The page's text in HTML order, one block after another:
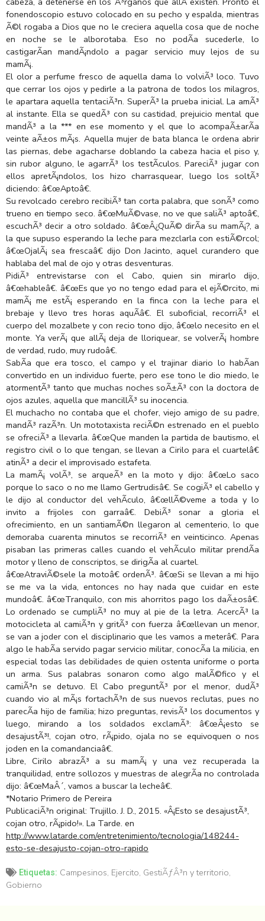
fonendoscopio estuvo colocado en su pecho y espalda, mientras
Ã©l rogaba a Dios que no le creciera aquella cosa que de noche
en noche se le alborotaba. Eso no podÃ­a sucederle, lo
castigarÃ­an mandÃ¡ndolo a pagar servicio muy lejos de su
mamÃ¡.
El olor a perfume fresco de aquella dama lo volviÃ³ loco. Tuvo
que cerrar los ojos y pedirle a la patrona de todos los milagros,
le apartara aquella tentaciÃ³n. SuperÃ³ la prueba inicial. La amÃ³
al instante. Ella se quedÃ³ con su castidad, prejuicio mental que
mandÃ³ a la *** en ese momento y el que lo acompaÃ±arÃ­a
veinte aÃ±os mÃ¡s. Aquella mujer de bata blanca le ordena abrir
las piernas, debe agacharse doblando la cabeza hacia el piso y,
sin rubor alguno, le agarrÃ³ los testÃ­culos. PareciÃ³ jugar con
ellos apretÃ¡ndolos, los hizo charrasquear, luego los soltÃ³
diciendo: â€œAptoâ€.
Su revolcado cerebro recibiÃ³ tan corta palabra, que sonÃ³ como
trueno en tiempo seco. â€œMuÃ©vase, no ve que saliÃ³ aptoâ€,
escuchÃ³ decir a otro soldado. â€œÂ¿QuÃ© dirÃ­a su mamÃ¡?, a
la que supuso esperando la leche para mezclarla con estiÃ©rcol;
â€œOjalÃ¡ sea frescaâ€ dijo Don Jacinto, aquel curandero que
hablaba del mal de ojo y otras desventuras.
PidiÃ³ entrevistarse con el Cabo, quien sin mirarlo dijo,
â€œhableâ€. â€œEs que yo no tengo edad para el ejÃ©rcito, mi
mamÃ¡ me estÃ¡ esperando en la finca con la leche para el
brebaje y llevo tres horas aquÃ­â€. El suboficial, recorriÃ³ el
cuerpo del mozalbete y con recio tono dijo, â€œlo necesito en el
monte. Ya verÃ¡ que allÃ¡ deja de lloriquear, se volverÃ¡ hombre
de verdad, rudo, muy rudoâ€.
SabÃ­a que era tosco, el campo y el trajinar diario lo habÃ­an
convertido en un individuo fuerte, pero ese tono le dio miedo, le
atormentÃ³ tanto que muchas noches soÃ±Ã³ con la doctora de
ojos azules, aquella que mancillÃ³ su inocencia.
El muchacho no contaba que el chofer, viejo amigo de su padre,
mandÃ³ razÃ³n. Un mototaxista reciÃ©n estrenado en el pueblo
se ofreciÃ³ a llevarla. â€œQue manden la partida de bautismo, el
registro civil o lo que tengan, se llevan a Cirilo para el cuartelâ€
atinÃ³ a decir el improvisado estafeta.
La mamÃ¡ volÃ³, se arqueÃ³ en la moto y dijo: â€œLo saco
porque lo saco o no me llamo Gertrudisâ€. Se cogiÃ³ el cabello y
le dijo al conductor del vehÃ­culo, â€œllÃ©veme a toda y lo
invito a frijoles con garraâ€. DebiÃ³ sonar a gloria el
ofrecimiento, en un santiamÃ©n llegaron al cementerio, lo que
demoraba cuarenta minutos se recorriÃ³ en veinticinco. Apenas
pisaban las primeras calles cuando el vehÃ­culo militar prendÃ­a
motor y lleno de conscriptos, se dirigÃ­a al cuartel.
â€œAtraviÃ©sele la motoâ€ ordenÃ³. â€œSi se llevan a mi hijo
se me va la vida, entonces no hay nada que cuidar en este
mundoâ€. â€œTranquilo, con mis ahorritos pago los daÃ±osâ€.
Lo ordenado se cumpliÃ³ no muy al pie de la letra. AcercÃ³ la
motocicleta al camiÃ³n y gritÃ³ con fuerza â€œllevan un menor,
se van a joder con el disciplinario que les vamos a meterâ€. Para
algo le habÃ­a servido pagar servicio militar, conocÃ­a la milicia, en
especial todas las debilidades de quien ostenta uniforme o porta
un arma. Sus palabras sonaron como algo malÃ©fico y el
camiÃ³n se detuvo. El Cabo preguntÃ³ por el menor, dudÃ³
cuando vio al mÃ¡s fortachÃ³n de sus nuevos reclutas, pues no
parecÃ­a hijo de familia; hizo preguntas, revisÃ³ los documentos y
luego, mirando a los soldados exclamÃ³: â€œÂ¡esto se
desajustÃ³!, cojan otro, rÃ¡pido, ojala no se equivoquen o nos
joden en la comandanciaâ€.
Libre, Cirilo abrazÃ³ a su mamÃ¡ y una vez recuperada la
tranquilidad, entre sollozos y muestras de alegrÃ­a no controlada
dijo: â€œMaÂ´, vamos a buscar la lecheâ€.
*Notario Primero de Pereira
PublicaciÃ³n original: Trujillo. J. D., 2015. «Â¡Esto se desajustÃ³,
cojan otro, rÃ¡pido!». La Tarde. en
http://www.latarde.com/entretenimiento/tecnologia/148244-
esto-se-desajusto-cojan-otro-rapido
Etiquetas: Campesinos, Ejercito, GestiÃƒÂ³n y territorio,
Gobierno